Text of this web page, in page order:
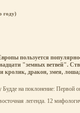
году)
пользуется
"земных ветвей".
дракон, змея,
на поклонение: Первой
легенда. 12